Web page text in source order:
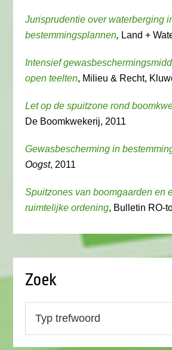
Jurisprudentie over waterberging
bestemmingsplannen, Land +
Intensief
open teelten, Milieu & Recht,
Let op de spuitzone rond
De Boomkwekerij, 2011
Gewasbescherming in
Oogst, 2011
Spuitzones van boomgaarden en
ruimtelijke ordening, Bulletin RO-
Zoek